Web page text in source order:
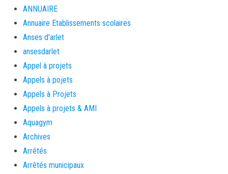
ANNUAIRE
Annuaire Etablissements scolaires
Anses d'arlet
ansesdarlet
Appel à projets
Appels à pojets
Appels à Projets
Appels à projets & AMI
Aquagym
Archives
Arrêtés
Arrêtés municipaux